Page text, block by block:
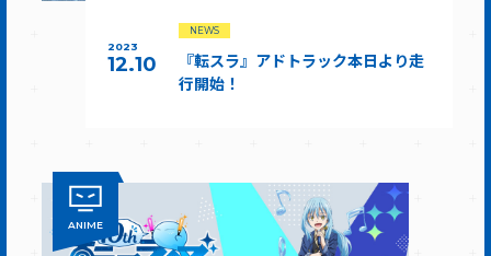
2023
12.10
NEWS
『転スラ』アドトラック本日より走
行開始！
ANIME